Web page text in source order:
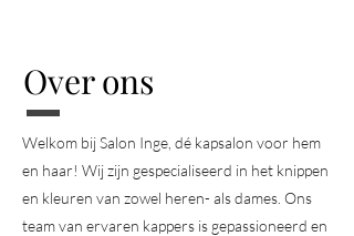
Over ons
Welkom bij Salon Inge, dé kapsalon voor hem
en haar! Wij zijn gespecialiseerd in het knippen
en kleuren van zowel heren- als dames. Ons
team van ervaren kappers is gepassioneerd en